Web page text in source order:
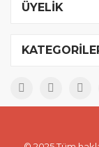
ÜYELİK